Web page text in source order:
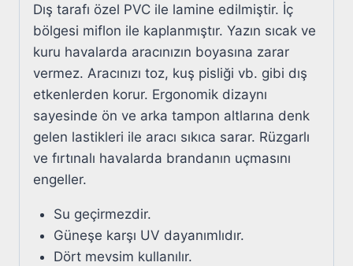
Dış tarafı özel PVC ile lamine edilmiştir. İç
bölgesi miflon ile kaplanmıştır. Yazın sıcak ve
kuru havalarda aracınızın boyasına zarar
vermez. Aracınızı toz, kuş pisliği vb. gibi dış
etkenlerden korur. Ergonomik dizaynı
sayesinde ön ve arka tampon altlarına denk
gelen lastikleri ile aracı sıkıca sarar. Rüzgarlı
ve fırtınalı havalarda brandanın uçmasını
engeller.
Su geçirmezdir.
Güneşe karşı UV dayanımlıdır.
Dört mevsim kullanılır.